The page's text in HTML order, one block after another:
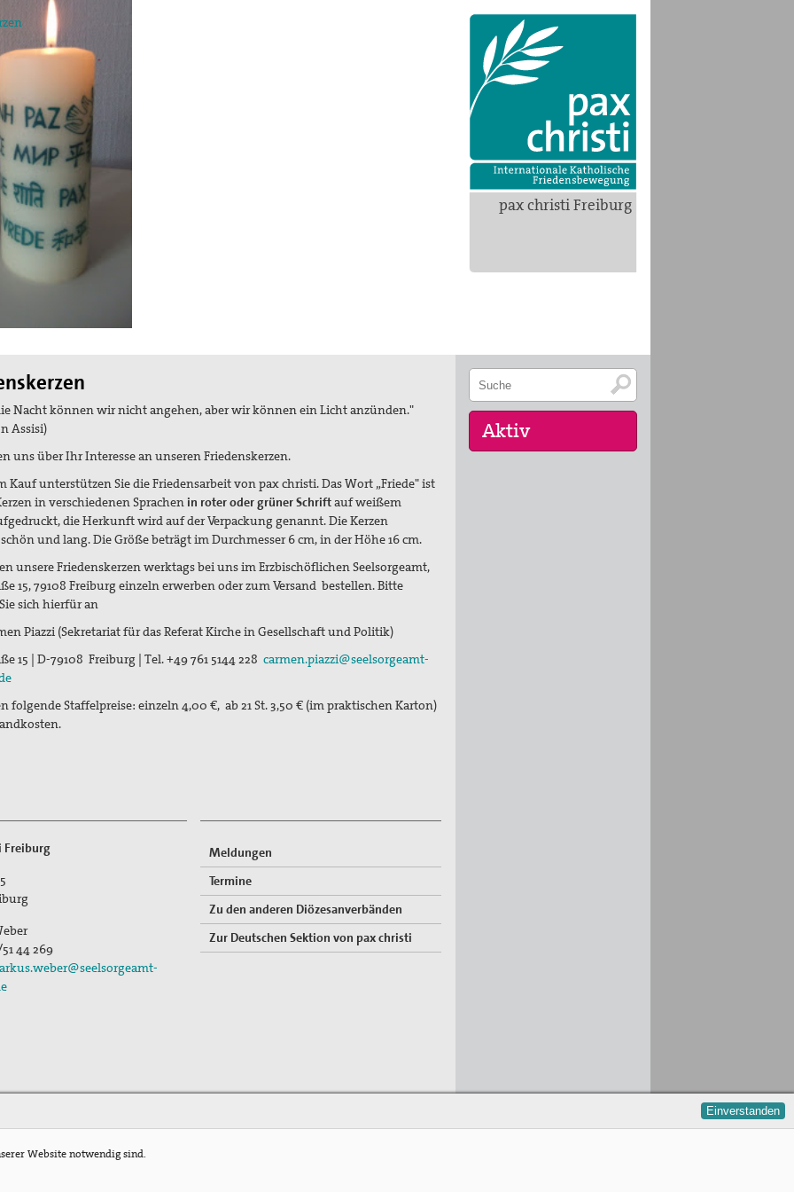
pax christi Freiburg
in der
und arbeitet in
Konzils.
des weltweiten
des II. Weltkrieges,
die Hand
Nacht können wir nicht angehen, aber wir können ein Licht anzünden."
Assisi)
uns über Ihr Interesse an unseren Friedenskerzen.
Kauf unterstützen Sie die Friedensarbeit von pax christi.Das Wort „Friede" ist
in verschiedenen Sprachen in roter oder grüner Schriftauf weißem
die Herkunft wird auf der Verpackung genannt. Die Kerzen
und lang. DieGröße beträgt im Durchmesser 6 cm, in der Höhe 16 cm.
unsere Friedenskerzen werktags bei uns im Erzbischöflichen Seelsorgeamt,
15, 79108 Freiburg einzeln erwerben oder zum Versand bestellen. Bitte
sich hierfür an
Piazzi (Sekretariat für das Referat Kirche in Gesellschaft und Politik)
15 | D-79108 Freiburg | Tel. +49 761 5144 228 carmen.piazzi@seelsorgeamt-
folgende Staffelpreise: einzeln 4,00 €, ab 21 St. 3,50 € (im praktischen Karton)
Freiburg
44 269
Meldungen
Termine
Zu den anderen Diözesanverbänden
Zur Deutschen Sektion von pax christi
Einverstanden
Website notwendig sind.